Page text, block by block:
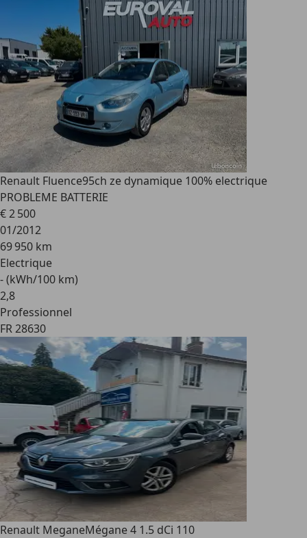
Renault Fluence95ch ze dynamique 100% electrique
PROBLEME BATTERIE
€ 2 500
01/2012
69 950 km
Electrique
- (kWh/100 km)
2,8
Professionnel
FR 28630
Renault MeganeMégane 4 1.5 dCi 110